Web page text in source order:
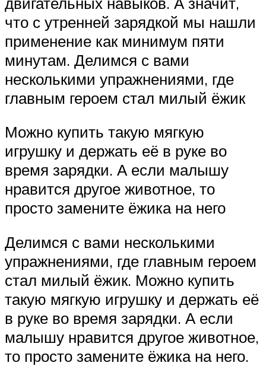
что с утренней зарядкой мы нашли
применение как минимум пяти
минутам. Делимся с вами
несколькими упражнениями, где
главным героем стал милый ёжик
Можно купить такую мягкую
игрушку и держать её в руке во
время зарядки. А если малышу
нравится другое животное, то
просто замените ёжика на него
Делимся с вами несколькими
упражнениями, где главным героем
стал милый ёжик. Можно купить
такую мягкую игрушку и держать её
в руке во время зарядки. А если
малышу нравится другое животное,
то просто замените ёжика на него.